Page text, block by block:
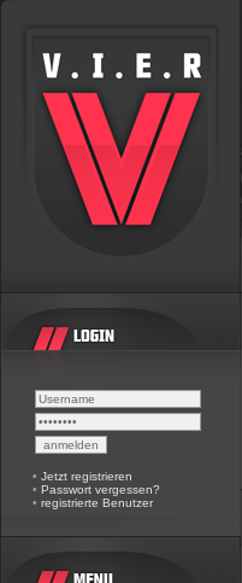
• Jetzt registrieren
• Passwort vergessen?
• registrierte Benutzer